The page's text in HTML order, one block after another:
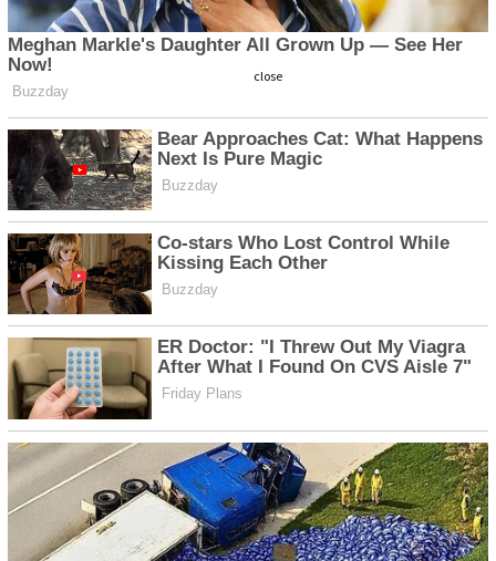
close